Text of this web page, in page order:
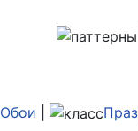
Обои